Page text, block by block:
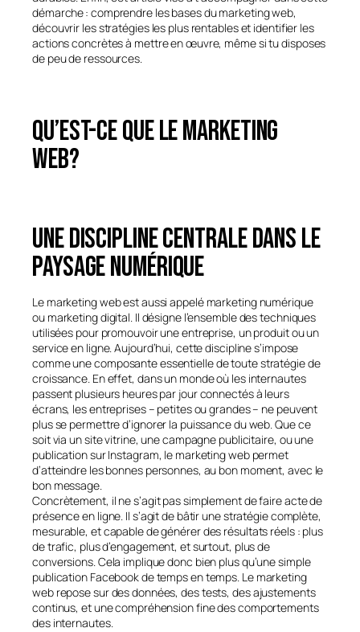
démarche : comprendre les bases du marketing web,
découvrir les stratégies les plus rentables et identifier les
actions concrètes à mettre en œuvre, même si tu disposes
de peu de ressources.
Qu’est-ce que le marketing
web?
Une discipline centrale dans le
paysage numérique
Le marketing web est aussi appelé marketing numérique
ou marketing digital. Il désigne l’ensemble des techniques
utilisées pour promouvoir une entreprise, un produit ou un
service en ligne. Aujourd’hui, cette discipline s’impose
comme une composante essentielle de toute stratégie de
croissance. En effet, dans un monde où les internautes
passent plusieurs heures par jour connectés à leurs
écrans, les entreprises – petites ou grandes – ne peuvent
plus se permettre d’ignorer la puissance du web. Que ce
soit via un site vitrine, une campagne publicitaire, ou une
publication sur Instagram, le marketing web permet
d’atteindre les bonnes personnes, au bon moment, avec le
bon message.
Concrètement, il ne s’agit pas simplement de faire acte de
présence en ligne. Il s’agit de bâtir une stratégie complète,
mesurable, et capable de générer des résultats réels : plus
de trafic, plus d’engagement, et surtout, plus de
conversions. Cela implique donc bien plus qu’une simple
publication Facebook de temps en temps. Le marketing
web repose sur des données, des tests, des ajustements
continus, et une compréhension fine des comportements
des internautes.